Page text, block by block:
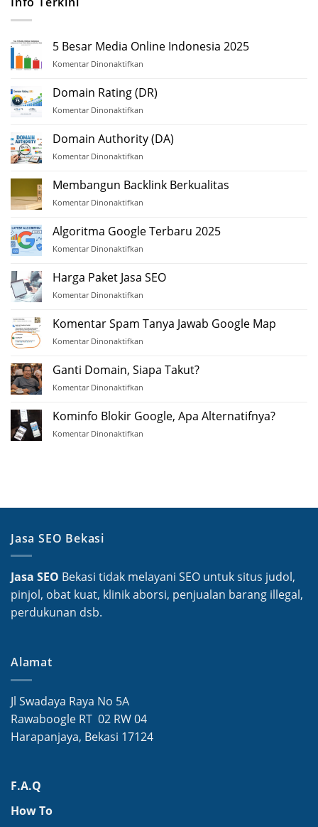
5 Besar Media Online Indonesia 2025
Komentar Dinonaktifkan
Besar
Media
2025
Domain Rating (DR)
Komentar Dinonaktifkan
Rating
(DR)
Domain Authority (DA)
Komentar Dinonaktifkan
Authority
(DA)
Membangun Backlink Berkualitas
Komentar Dinonaktifkan
Backlink
Berkualitas
Algoritma Google Terbaru 2025
Komentar Dinonaktifkan
Google
Terbaru
Harga Paket Jasa SEO
Komentar Dinonaktifkan
Paket
Jasa
Komentar Spam Tanya Jawab Google Map
Komentar Dinonaktifkan
Tanya
Map
Ganti Domain, Siapa Takut?
Komentar Dinonaktifkan
Domain,
Siapa
Kominfo Blokir Google, Apa Alternatifnya?
Komentar Dinonaktifkan
Jasa SEO Bekasi
Jasa SEO Bekasi tidak melayani SEO untuk situs judol,
pinjol, obat kuat, klinik aborsi, penjualan barang illegal,
perdukunan dsb.
Alamat
Jl Swadaya Raya No 5A
Rawaboogle RT 02 RW 04
Harapanjaya, Bekasi 17124
F.A.Q
How To